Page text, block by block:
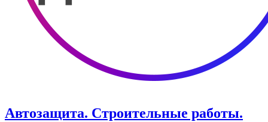
Автозащита. Строительные работы.